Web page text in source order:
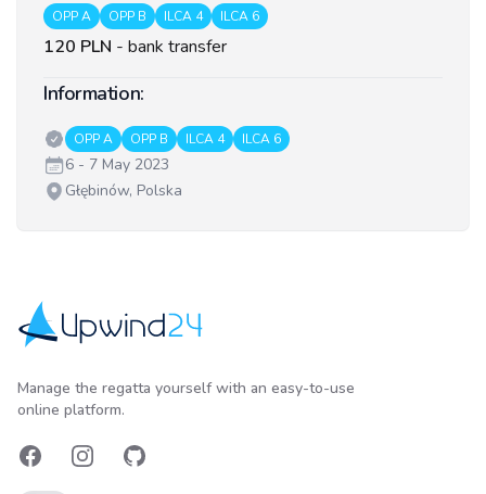
OPP A OPP B ILCA 4 ILCA 6
120 PLN - bank transfer
Information:
Classes:
OPP A OPP B ILCA 4 ILCA 6
Date:6 - 7 May 2023
Venue:
Głębinów, Polska
Manage the regatta yourself with an easy-to-use
online platform.
FacebookInstagramGitHub